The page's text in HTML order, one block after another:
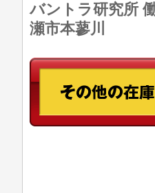
バントラ研究所
瀬市本蓼川